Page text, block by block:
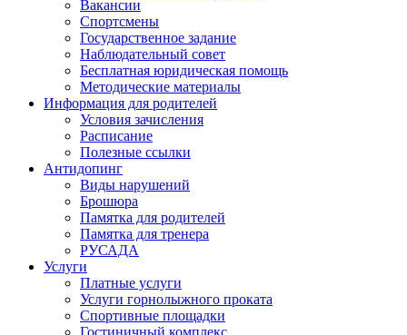
Вакансии
Спортсмены
Государственное задание
Наблюдательный совет
Бесплатная юридическая помощь
Методические материалы
Информация для родителей
Условия зачисления
Расписание
Полезные ссылки
Антидопинг
Виды нарушений
Брошюра
Памятка для родителей
Памятка для тренера
РУСАДА
Услуги
Платные услуги
Услуги горнолыжного проката
Спортивные площадки